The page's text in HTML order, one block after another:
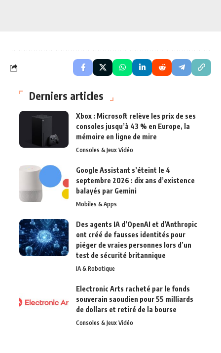
Derniers articles
Xbox : Microsoft relève les prix de ses
consoles jusqu’à 43 % en Europe, la
mémoire en ligne de mire
Consoles & Jeux Vidéo
Google Assistant s’éteint le 4
septembre 2026 : dix ans d’existence
balayés par Gemini
Mobiles & Apps
Des agents IA d’OpenAI et d’Anthropic
ont créé de fausses identités pour
piéger de vraies personnes lors d’un
test de sécurité britannique
IA & Robotique
Electronic Arts racheté par le fonds
souverain saoudien pour 55 milliards
de dollars et retiré de la bourse
Consoles & Jeux Vidéo